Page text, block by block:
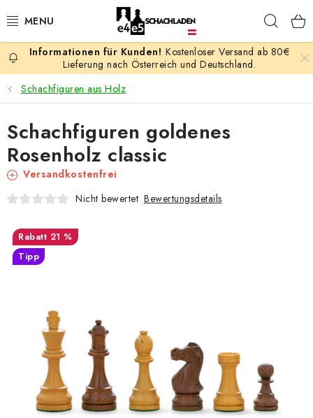
Inhalt
AKTION
SCHACHSPIELE
SCHACHFIGUREN
SCHACHBRETTER
SCHACHUHREN
SCHACHBÜCHER
SCHACH ONLINE
SCHACH-MERCH
SCHACH GESCHENKE
Kostenloser Versand ab 80€
Lieferung nach Österreich und Deutschland.
Schachfiguren aus Holz
Schachfiguren goldenes
Rosenholz classic
Versandkostenfrei
Nicht bewertet Bewertungsdetails
21 %
Tipp